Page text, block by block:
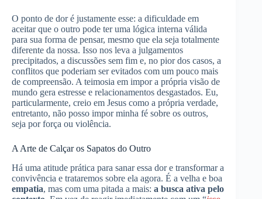
O ponto de dor é justamente esse: a dificuldade em
aceitar que o outro pode ter uma lógica interna válida
para sua forma de pensar, mesmo que ela seja totalmente
diferente da nossa. Isso nos leva a julgamentos
precipitados, a discussões sem fim e, no pior dos casos, a
conflitos que poderiam ser evitados com um pouco mais
de compreensão. A teimosia em impor a própria visão de
mundo gera estresse e relacionamentos desgastados. Eu,
particularmente, creio em Jesus como a própria verdade,
entretanto, não posso impor minha fé sobre os outros,
seja por força ou violência.
A Arte de Calçar os Sapatos do Outro
Há uma atitude prática para sanar essa dor e transformar a
convivência e trataremos sobre ela agora. É a velha e boa
empatia, mas com uma pitada a mais: a busca ativa pelo